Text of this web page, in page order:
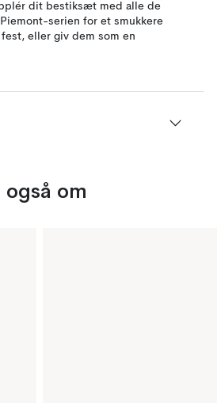
dit bestiksæt med alle de
serien for et smukkere
eller giv dem som en
om